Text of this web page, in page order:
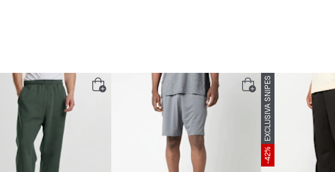
EXCLUSIVA SNIPES
-42%